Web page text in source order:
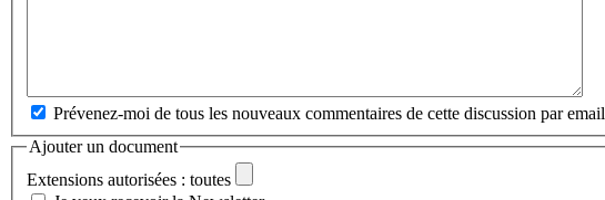
Prévenez-moi de tous les nouveaux commentaires de cette discussion par email
Ajouter un document
Extensions autorisées : toutes